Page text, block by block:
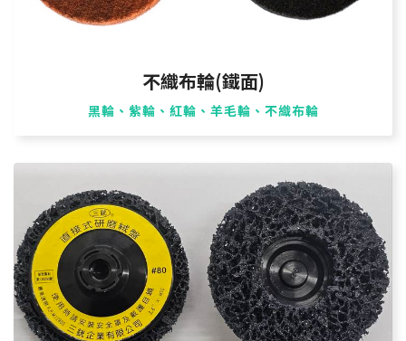
不織布輪(鐵面)
黑輪、紫輪、紅輪、羊毛輪、不織布輪